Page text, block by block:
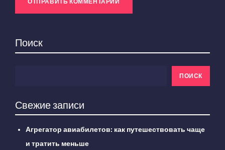
Поиск
ПОИСК
Свежие записи
Агрегатор авиабилетов: как путешествовать чаще
и тратить меньше